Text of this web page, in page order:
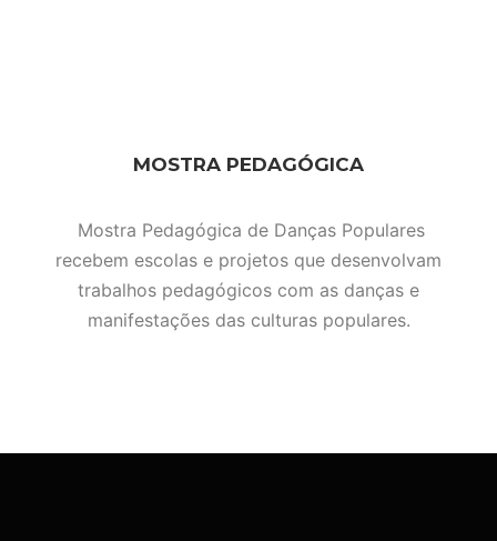
MOSTRA PEDAGÓGICA
Mostra Pedagógica de Danças Populares
recebem escolas e projetos que desenvolvam
trabalhos pedagógicos com as danças e
manifestações das culturas populares.